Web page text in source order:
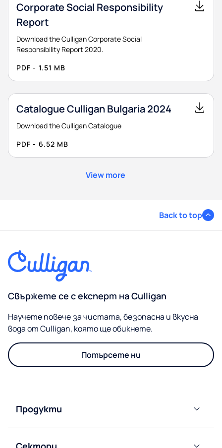
Corporate Social Responsibility
Report
Download the Culligan Corporate Social
Responsibility Report 2020.
PDF - 1.51 MB
Catalogue Culligan Bulgaria 2024
Download the Culligan Catalogue
PDF - 6.52 MB
View more
Back to top
Свържете се с експерт на Culligan
Научете повече за чистата, безопасна и вкусна
вода от Culligan, която ще обикнете.
Потърсете ни
Продукти
Диспенсъри